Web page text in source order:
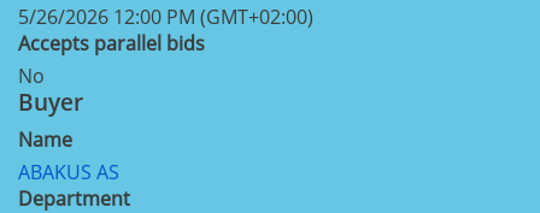
5/26/2026 12:00 PM (GMT+02:00)
Accepts parallel bids
No
Buyer
Name
ABAKUS AS
Department